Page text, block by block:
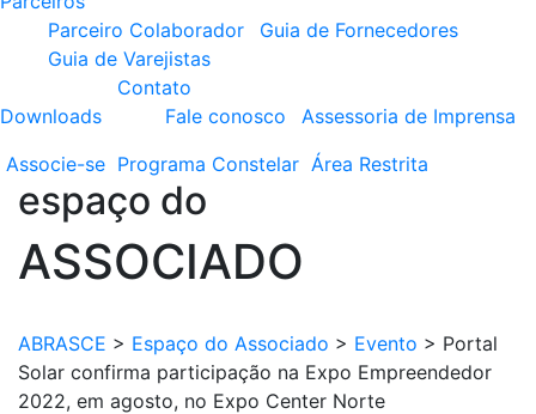
Parceiro Colaborador
Guia de Fornecedores
Guia de Varejistas
Downloads
Contato
Fale conosco
Assessoria de Imprensa
Associe-se Programa Constelar Área Restrita
espaço do
ASSOCIADO
ABRASCE > Espaço do Associado > Evento > Portal
Solar confirma participação na Expo Empreendedor
2022, em agosto, no Expo Center Norte